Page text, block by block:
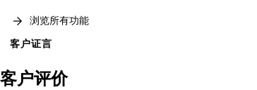
arrow_forward 浏览所有功能
客户证言
客户评价